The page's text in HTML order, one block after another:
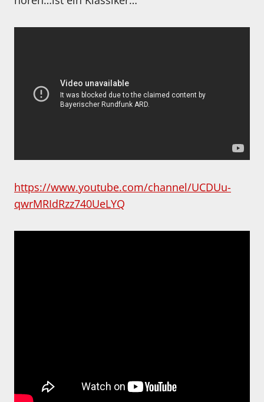
https://www.youtube.com/channel/UCDUu-
qwrMRIdRzz740UeLYQ